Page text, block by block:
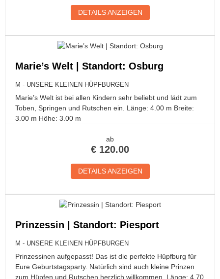
DETAILS ANZEIGEN
Marie’s Welt | Standort: Osburg
M - UNSERE KLEINEN HÜPFBURGEN
Marie’s Welt ist bei allen Kindern sehr beliebt und lädt zum
Toben, Springen und Rutschen ein. Länge: 4.00 m Breite:
3.00 m Höhe: 3.00 m
ab
€ 120.00
DETAILS ANZEIGEN
Prinzessin | Standort: Piesport
M - UNSERE KLEINEN HÜPFBURGEN
Prinzessinen aufgepasst! Das ist die perfekte Hüpfburg für
Eure Geburtstagsparty. Natürlich sind auch kleine Prinzen
zum Hüpfen und Rutschen herzlich willkommen. Länge: 4.70